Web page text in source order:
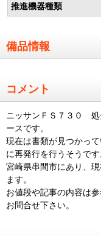
推進機器種類
備品情報
コメント
ニッサンＦＳ７３０ 処
ースです。
現在は書類が見つかっ
に再発行を行うそうです
宮崎県串間市にあり、
ます。
お値段や記事の内容は
お問合せ下さい。